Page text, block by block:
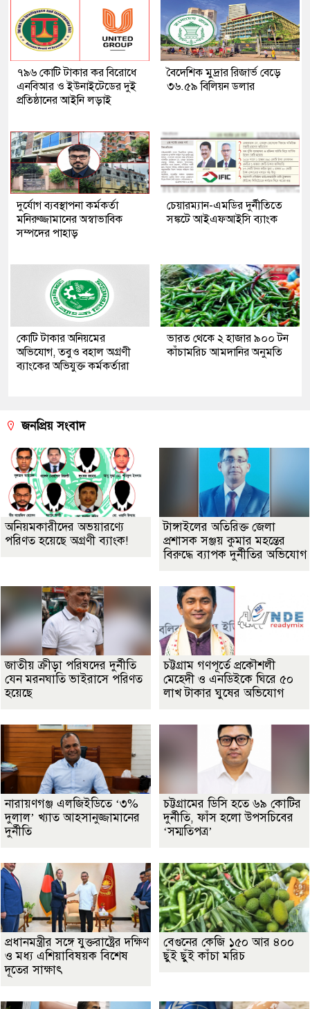
৭৯৬ কোটি টাকার কর বিরোধে
এনবিআর ও ইউনাইটেডের দুই
প্রতিষ্ঠানের আইনি লড়াই
বৈদেশিক মুদ্রার রিজার্ভ বেড়ে
৩৬.৫৯ বিলিয়ন ডলার
দুর্যোগ ব্যবস্থাপনা কর্মকর্তা
মনিরুজ্জামানের অস্বাভাবিক
সম্পদের পাহাড়
চেয়ারম্যান-এমডির দুর্নীতিতে
সঙ্কটে আইএফআইসি ব্যাংক
কোটি টাকার অনিয়মের
অভিযোগ, তবুও বহাল অগ্রণী
ব্যাংকের অভিযুক্ত কর্মকর্তারা
ভারত থেকে ২ হাজার ৯০০ টন
কাঁচামরিচ আমদানির অনুমতি
জনপ্রিয় সংবাদ
অনিয়মকারীদের অভয়ারণ্যে
পরিণত হয়েছে অগ্রণী ব্যাংক!
টাঙ্গাইলের অতিরিক্ত জেলা
প্রশাসক সঞ্জয় কুমার মহন্তের
বিরুদ্ধে ব্যাপক দুর্নীতির অভিযোগ
জাতীয় ক্রীড়া পরিষদের দুর্নীতি
যেন মরনঘাতি ভাইরাসে পরিণত
হয়েছে
চট্টগ্রাম গণপূর্তে প্রকৌশলী
মেহেদী ও এনডিইকে ঘিরে ৫০
লাখ টাকার ঘুষের অভিযোগ
নারায়ণগঞ্জ এলজিইডিতে ‘৩%
দুলাল’ খ্যাত আহসানুজ্জামানের
দুর্নীতি
চট্টগ্রামের ডিসি হতে ৬৯ কোটির
দুর্নীতি, ফাঁস হলো উপসচিবের
‘সম্মতিপত্র’
প্রধানমন্ত্রীর সঙ্গে যুক্তরাষ্ট্রের দক্ষিণ
ও মধ্য এশিয়াবিষয়ক বিশেষ
দূতের সাক্ষাৎ
বেগুনের কেজি ১৫০ আর ৪০০
ছুঁই ছুঁই কাঁচা মরিচ